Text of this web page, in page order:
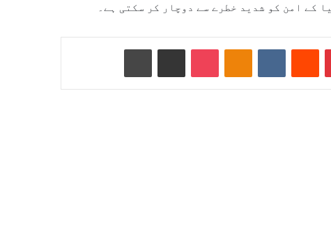
کے امن کو شدید خطرے سے دوچار کر سکتی ہے۔
VKontakte ای میل کے ذریعے شیئر کریں